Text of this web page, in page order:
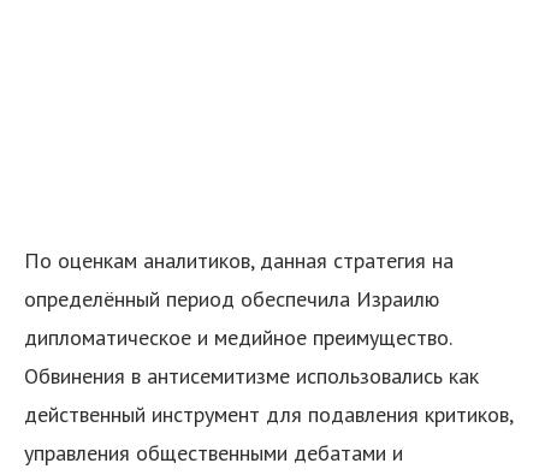
По оценкам аналитиков, данная стратегия на
определённый период обеспечила Израилю
дипломатическое и медийное преимущество.
Обвинения в антисемитизме использовались как
действенный инструмент для подавления критиков,
управления общественными дебатами и